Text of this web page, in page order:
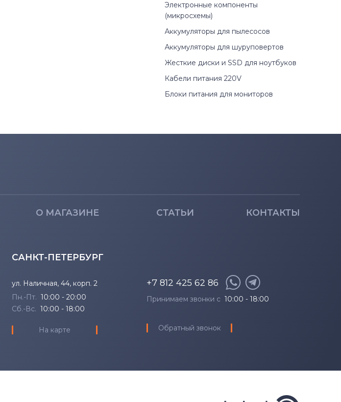
Электронные компоненты
(микросхемы)
Аккумуляторы для пылесосов
Аккумуляторы для шуруповертов
Жесткие диски и SSD для ноутбуков
Кабели питания 220V
Блоки питания для мониторов
О МАГАЗИНЕ СТАТЬИ КОНТАКТЫ
САНКТ-ПЕТЕРБУРГ
ул. Наличная, 44, корп. 2
Пн.-Пт. 10:00 - 20:00
Сб.-Вс. 10:00 - 18:00
На карте
+7 812 425 62 86
Принимаем звонки с 10:00 - 18:00
Обратный звонок